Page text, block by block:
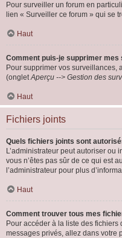
Pour surveiller un forum en
lien « Surveiller ce forum » qui se
Haut
Comment puis-je supprimer
Pour supprimer vos surveillances,
(ongletAperçu --> Gestion des
Haut
Fichiers joints
Quels fichiers joints sont
L’administrateur peut autoriser ou
vous n’êtes pas sûr de ce qui est
l’administrateur pour plus
Haut
Comment trouver tous mes
Pour accéder à la liste des
messages privés, allez dans votre